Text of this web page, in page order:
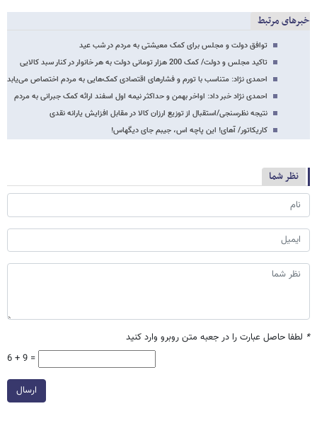
خبرهای مرتبط
توافق دولت و مجلس برای کمک معیشتی به مردم در شب عید
تاکید مجلس و دولت/ کمک 200 هزار تومانی دولت به هر خانوار در کنار سبد کالایی
احمدی نژاد: متناسب با تورم و فشارهای اقتصادی کمک‌هایی به مردم اختصاص می‌یابد
احمدی نژاد خبر داد: اواخر بهمن و حداکثر نیمه اول اسفند ارائه کمک جبرانی به مردم
نتیجه نظرسنجی/استقبال از توزیع ارزان کالا در مقابل افزایش یارانه نقدی
کاریکاتور/ آهای! این پاچه اس، جیبم جای دیگه​اس!
نظر شما
* لطفا حاصل عبارت را در جعبه متن روبرو وارد کنید
6 + 9 =
ارسال